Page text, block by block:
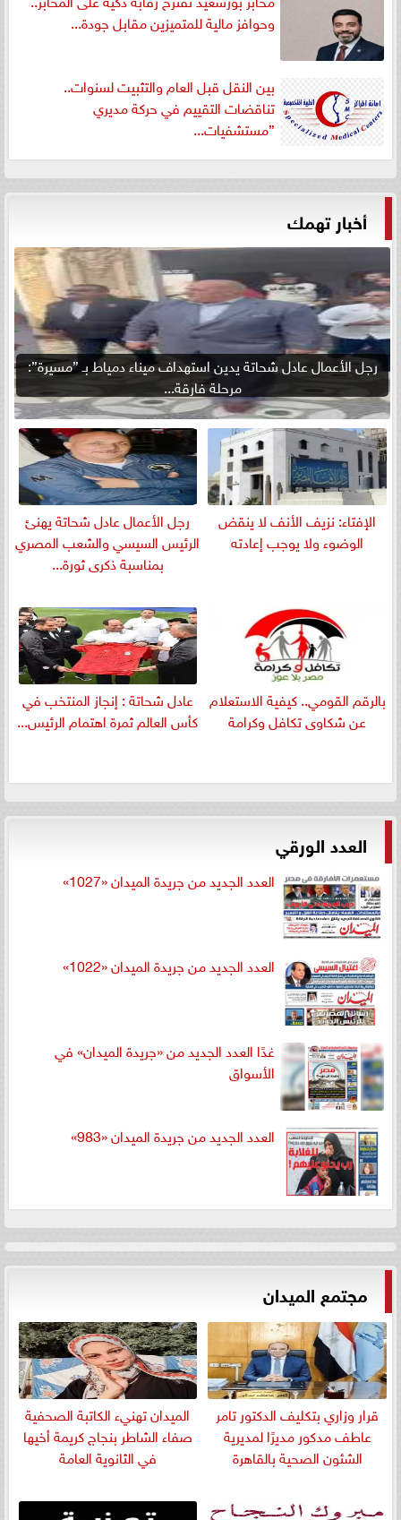
وحوافز مالية للمتميزين مقابل جودة...
بين النقل قبل العام والتثبيت لسنوات..
تناقضات التقييم في حركة مديري
”مستشفيات...
أخبار تهمك
رجل الأعمال عادل شحاتة يدين استهداف ميناء دمياط بـ ”مسيرة”:
مرحلة فارقة...
الإفتاء: نزيف الأنف لا ينقض
الوضوء ولا يوجب إعادته
رجل الأعمال عادل شحاتة يهنئ
الرئيس السيسي والشعب المصري
بمناسبة ذكرى ثورة...
بالرقم القومي.. كيفية الاستعلام
عن شكاوى تكافل وكرامة
عادل شحاتة : إنجاز المنتخب في
كأس العالم ثمرة اهتمام الرئيس...
العدد الورقي
العدد الجديد من جريدة الميدان «1027»
العدد الجديد من جريدة الميدان «1022»
غدًا العدد الجديد من «جريدة الميدان» في
الأسواق
العدد الجديد من جريدة الميدان «983»
مجتمع الميدان
قرار وزاري بتكليف الدكتور تامر
عاطف مدكور مديرًا لمديرية
الشئون الصحية بالقاهرة
الميدان تهنيء الكاتبة الصحفية
صفاء الشاطر بنجاج كريمة أخيها
في الثانوية العامة